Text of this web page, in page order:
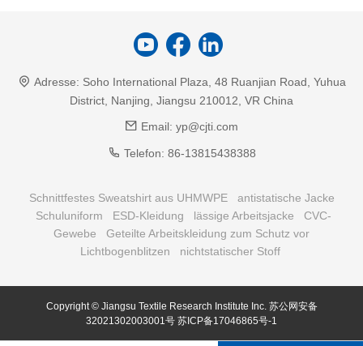
Adresse: Soho International Plaza, 48 Ruanjian Road, Yuhua
District, Nanjing, Jiangsu 210012, VR China
Email: yp@cjti.com
Telefon: 86-13815438388
Schnittfestes Sweatshirt aus UHMWPE
antistatische Jacke
Schuluniform
ESD-Kleidung lässige Arbeitsjacke
CVC-
Gewebe
Geteilte Arbeitskleidung zum Schutz vor
Lichtbogenblitzen
nichtstatischer Stoff
Copyright © Jiangsu Textile Research Institute Inc. 苏公网安备
32021302003001号 苏ICP备17046865号-1